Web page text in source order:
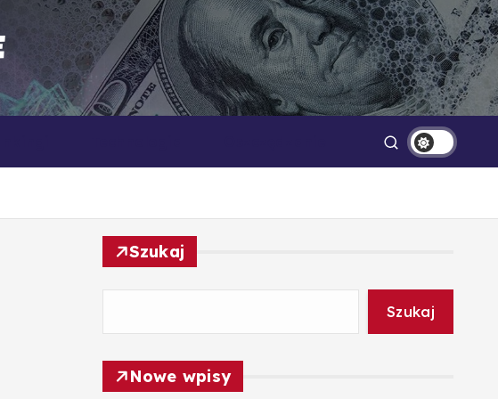
i ekonomii
Szukaj
Szukaj
Nowe wpisy